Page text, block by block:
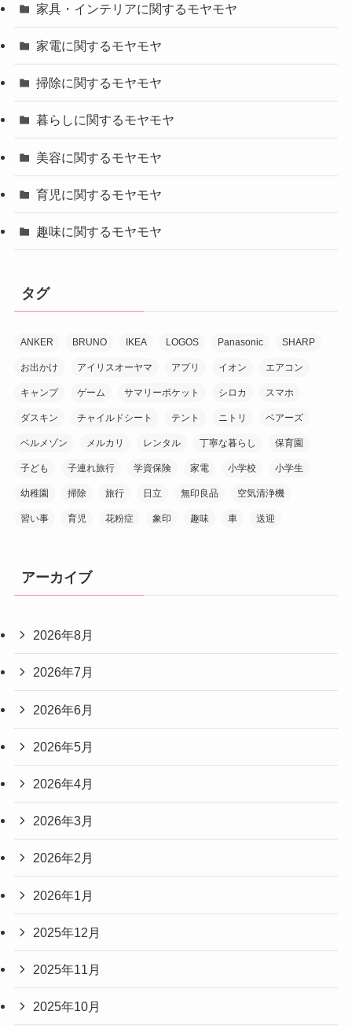
家具・インテリアに関するモヤモヤ
家電に関するモヤモヤ
掃除に関するモヤモヤ
暮らしに関するモヤモヤ
美容に関するモヤモヤ
育児に関するモヤモヤ
趣味に関するモヤモヤ
タグ
ANKER BRUNO IKEA LOGOS Panasonic SHARP
お出かけ アイリスオーヤマ アプリ イオン エアコン
キャンプ ゲーム サマリーポケット シロカ スマホ
ダスキン チャイルドシート テント ニトリ ベアーズ
ベルメゾン メルカリ レンタル 丁寧な暮らし 保育園
子ども 子連れ旅行 学資保険 家電 小学校 小学生
幼稚園 掃除 旅行 日立 無印良品 空気清浄機
習い事 育児 花粉症 象印 趣味 車 送迎
アーカイブ
2026年8月
2026年7月
2026年6月
2026年5月
2026年4月
2026年3月
2026年2月
2026年1月
2025年12月
2025年11月
2025年10月